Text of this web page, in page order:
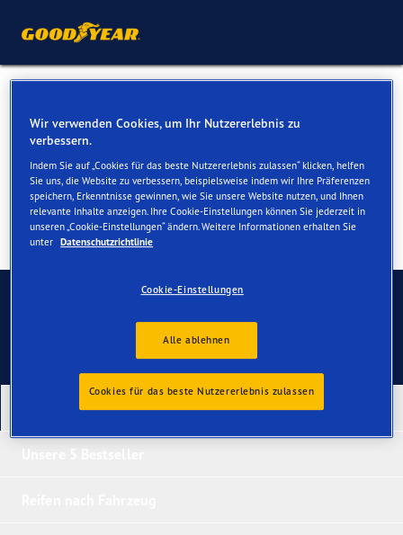
GT
Kontaktieren Sie uns
Unsere neuesten Produkte
Wir verwenden Cookies, um Ihr Nutzererlebnis zu
verbessern.
Indem Sie auf „Cookies für das beste Nutzererlebnis zulassen“ klicken, helfen
Sie uns, die Website zu verbessern, beispielsweise indem wir Ihre Präferenzen
speichern, Erkenntnisse gewinnen, wie Sie unsere Website nutzen, und Ihnen
relevante Inhalte anzeigen. Ihre Cookie-Einstellungen können Sie jederzeit in
unseren „Cookie-Einstellungen“ ändern. Weitere Informationen erhalten Sie
unter Datenschutzrichtlinie
Cookie-Einstellungen
Alle ablehnen
Cookies für das beste Nutzererlebnis zulassen